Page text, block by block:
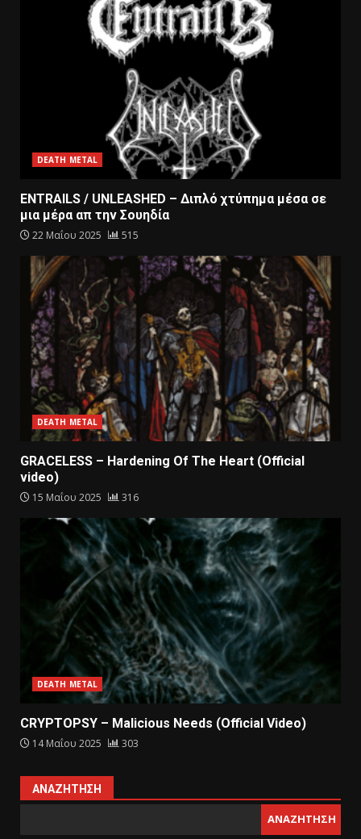
DEATH METAL
ENTRAILS / UNLEASHED – Διπλό χτύπημα μέσα σε
μια μέρα απ την Σουηδία
22 Μαΐου 2025 515
DEATH METAL
GRACELESS – Hardening Of The Heart (Official
video)
15 Μαΐου 2025 316
DEATH METAL
CRYPTOPSY – Malicious Needs (Official Video)
14 Μαΐου 2025 303
ΑΝΑΖΉΤΗΣΗ
ΑΝΑΖΉΤΗΣΗ